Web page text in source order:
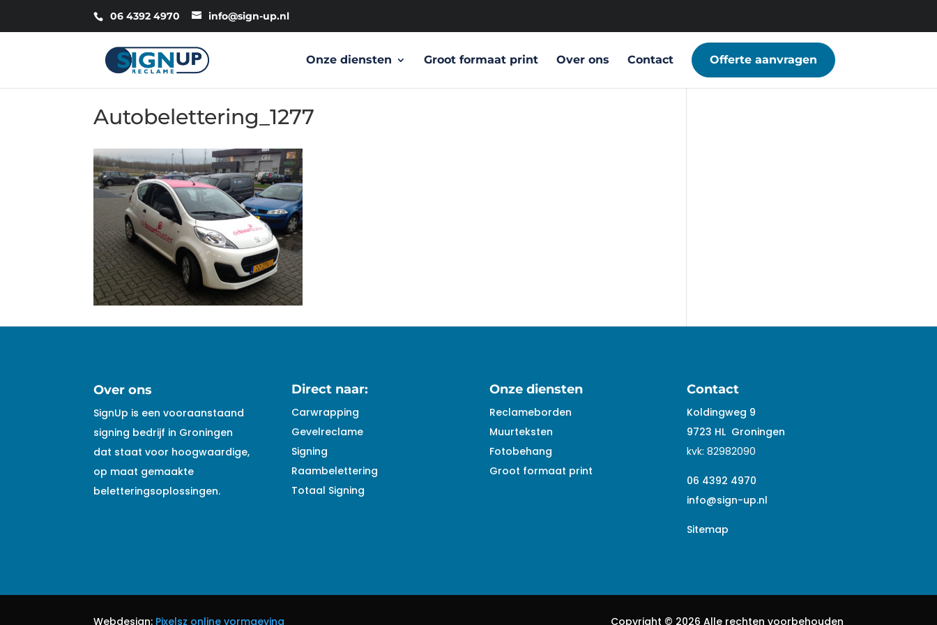
06 4392 4970 info@sign-up.nl
Onze diensten Groot formaat print Over ons Contact Offerte aanvragen
Autobelettering_1277
Over ons
SignUp is een vooraanstaand
signing bedrijf in Groningen
dat staat voor hoogwaardige,
op maat gemaakte
beletteringsoplossingen.
Direct naar:
Carwrapping
Gevelreclame
Signing
Raambelettering
Totaal Signing
Onze diensten
Reclameborden
Muurteksten
Fotobehang
Groot formaat print
Contact
Koldingweg 9
9723 HL Groningen
kvk:82982090
06 4392 4970
info@sign-up.nl
Sitemap
Webdesign: Pixelsz online vormgeving Copyright © 2026 Alle rechten voorbehouden